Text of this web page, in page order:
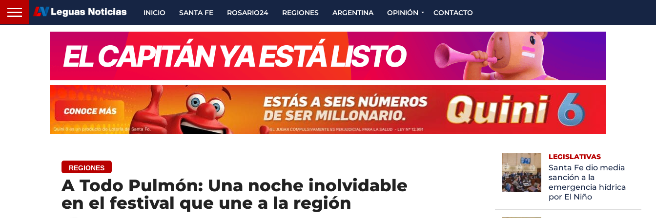
INICIO SANTA FE ROSARIO24 REGIONES ARGENTINA OPINIÓN CONTACTO
REGIONES
A Todo Pulmón: Una noche inolvidable
en el festival que une a la región
LEGISLATIVAS
Santa Fe dio media
sanción a la
emergencia hídrica
por El Niño